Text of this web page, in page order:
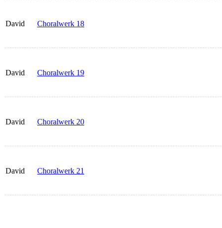
David Choralwerk 18
David Choralwerk 19
David Choralwerk 20
David Choralwerk 21